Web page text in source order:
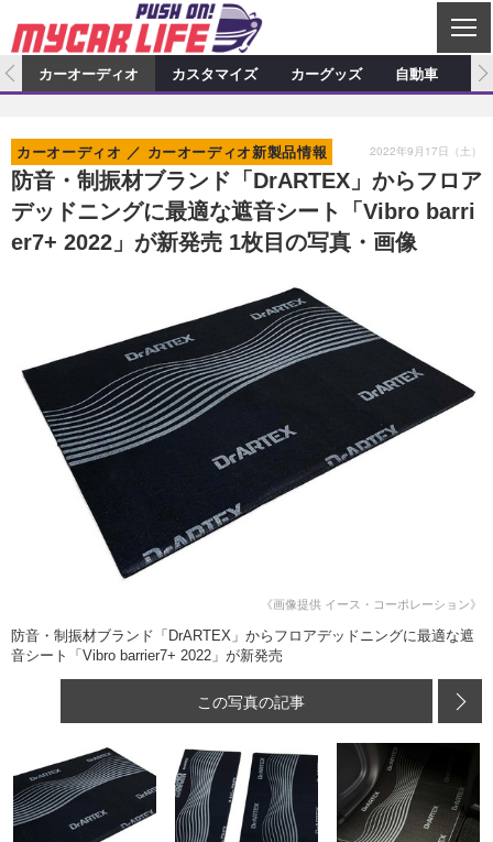
C
L
S
E
カーオーディオ
プロショップ検索 ショップ訪問記
カーオーディオニュース デモカー製作記
その他
カスタマイズ特集記事 カスタマイズ新製品情報
カスタマイズニュース
カーグッズ
カーグッズ特集記事 カーグッズ新製品情報
カーグッズニュース
自動車
カーオーディオ カスタマイズ カーグッズ 自動車
防音・制振材ブランド「DrARTEX」からフロア
デッドニングに最適な遮音シート「Vibro barri
er7+ 2022」が新発売 1枚目の写真・画像
カーオーディオ カーオーディオ新製品情報 2022年9月17日（土）
《画像提供 イース・コーポレーション》
防音・制振材ブランド「DrARTEX」からフロアデッドニングに最適な遮
音シート「Vibro barrier7+ 2022」が新発売
この写真の記事